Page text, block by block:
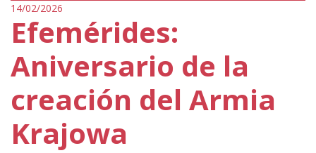
14/02/2026
Efemérides:
Aniversario de la
creación del Armia
Krajowa